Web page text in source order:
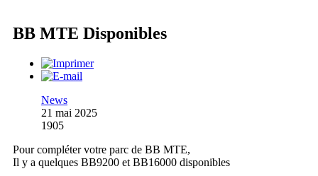
BB MTE Disponibles
News
21 mai 2025
1905
Pour compléter votre parc de BB MTE,
Il y a quelques BB9200 et BB16000 disponibles